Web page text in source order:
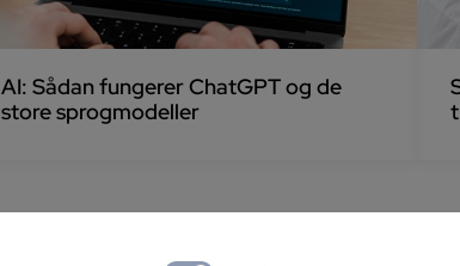
AI: Sådan fungerer ChatGPT og de
store sprogmodeller